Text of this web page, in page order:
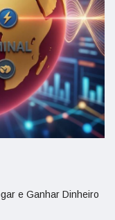
e Ganhar Dinheiro